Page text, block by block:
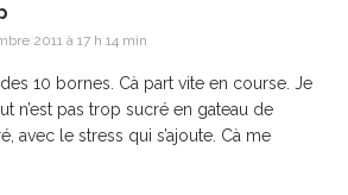
2011 à 17 h 14 min
10 bornes. Cà part vite en course. Je
n’est pas trop sucré en gateau de
avec le stress qui s’ajoute. Cà me